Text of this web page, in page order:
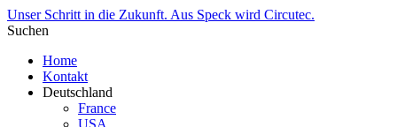
Unser Schritt in die Zukunft. Aus Speck wird Circutec.
Suchen
Home
Kontakt
Deutschland
France
USA